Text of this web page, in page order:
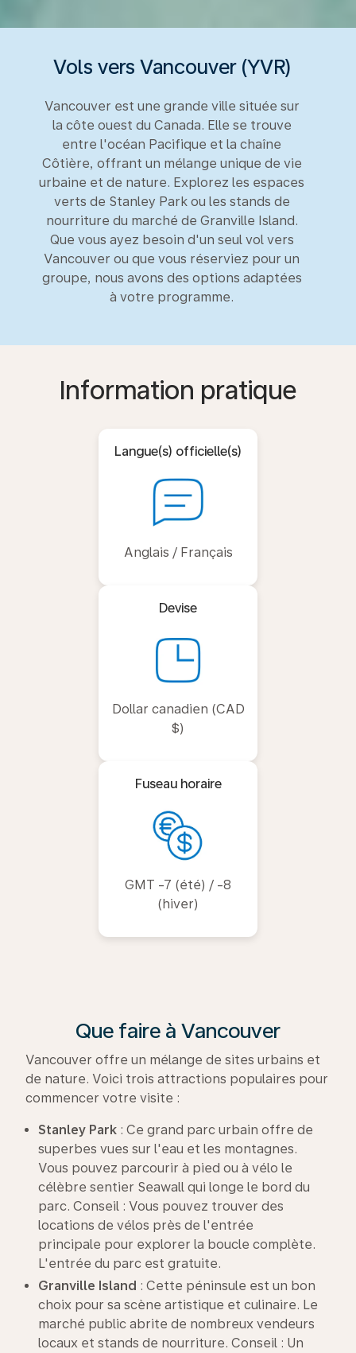
Vols vers Vancouver (YVR)
Vancouver est une grande ville située sur
la côte ouest du Canada. Elle se trouve
entre l'océan Pacifique et la chaîne
Côtière, offrant un mélange unique de vie
urbaine et de nature. Explorez les espaces
verts de Stanley Park ou les stands de
nourriture du marché de Granville Island.
Que vous ayez besoin d'un seul vol vers
Vancouver ou que vous réserviez pour un
groupe, nous avons des options adaptées
à votre programme.
Information pratique
Langue(s) officielle(s)
Anglais / Français
Devise
Dollar canadien (CAD
$)
Fuseau horaire
GMT -7 (été) / -8
(hiver)
Que faire à Vancouver
Vancouver offre un mélange de sites urbains et
de nature. Voici trois attractions populaires pour
commencer votre visite :
Stanley Park : Ce grand parc urbain offre de
superbes vues sur l'eau et les montagnes.
Vous pouvez parcourir à pied ou à vélo le
célèbre sentier Seawall qui longe le bord du
parc. Conseil : Vous pouvez trouver des
locations de vélos près de l'entrée
principale pour explorer la boucle complète.
L'entrée du parc est gratuite.
Granville Island : Cette péninsule est un bon
choix pour sa scène artistique et culinaire. Le
marché public abrite de nombreux vendeurs
locaux et stands de nourriture. Conseil : Un